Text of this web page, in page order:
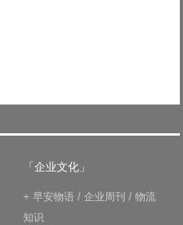
「企业文化」
+ 早安物语 / 企业周刊 / 物流
知识